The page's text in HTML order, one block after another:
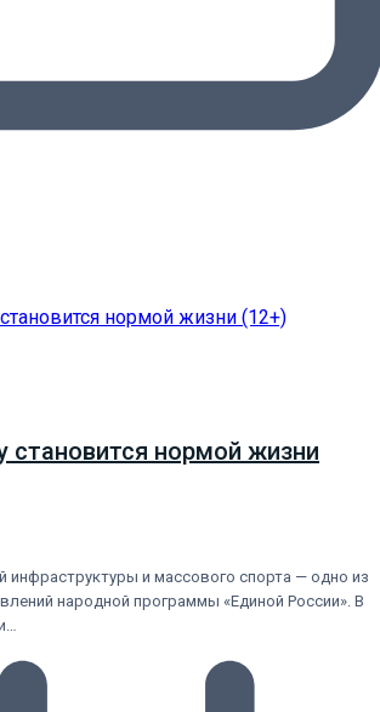
становится нормой жизни
инфраструктуры и массового спорта — одно из
народной программы «Единой России». В